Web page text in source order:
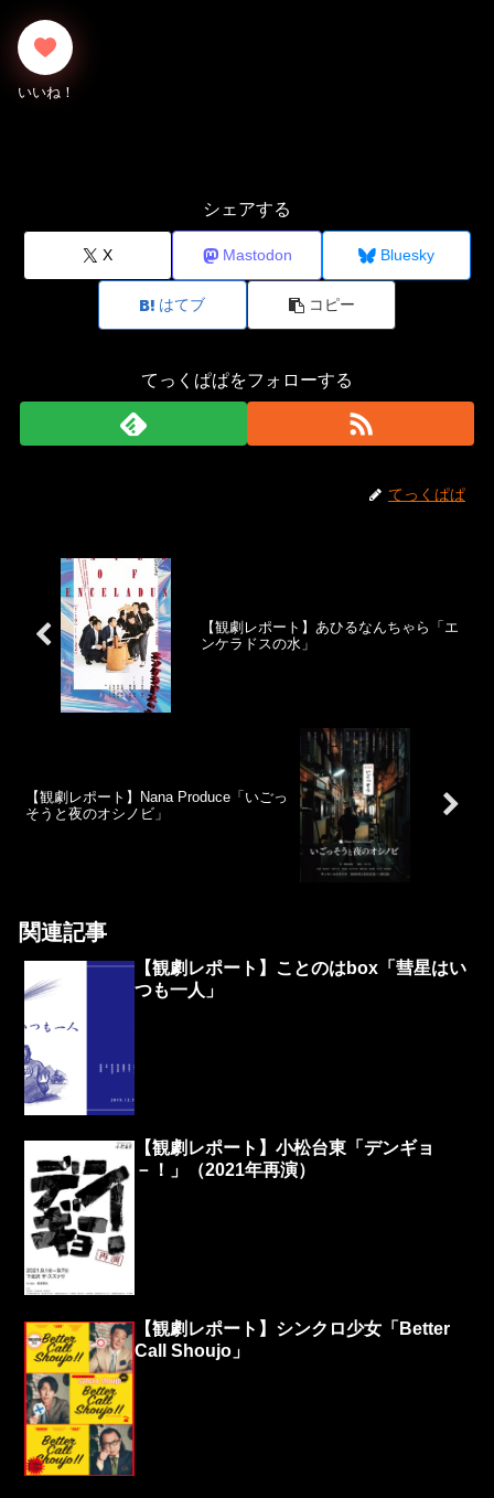
シェアする
X Mastodon Bluesky
はてブ コピー
てっくぱぱをフォローする
てっくぱぱ
【観劇レポート】あひるなんちゃら「エ
ンケラドスの水」
【観劇レポート】Nana Produce「いごっ
そうと夜のオシノビ」
関連記事
【観劇レポート】ことのはbox「彗星はい
つも一人」
【観劇レポート】小松台東「デンギョ
－！」（2021年再演）
【観劇レポート】シンクロ少女「Better
Call Shoujo」